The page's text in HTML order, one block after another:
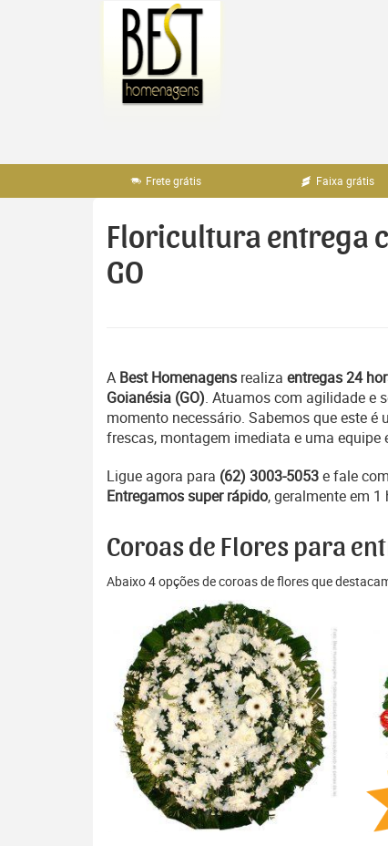
Frete grátis Faixa grátis
Floricultura entrega
GO
A Best Homenagens realiza entregas 24
Goianésia (GO). Atuamos com agilidade e
momento necessário. Sabemos que este
frescas, montagem imediata e uma equipe
Ligue agora para (62) 3003-5053e fale
Entregamos super rápido, geralmente em
Coroas de Flores para
Abaixo 4 opções de coroas de flores que